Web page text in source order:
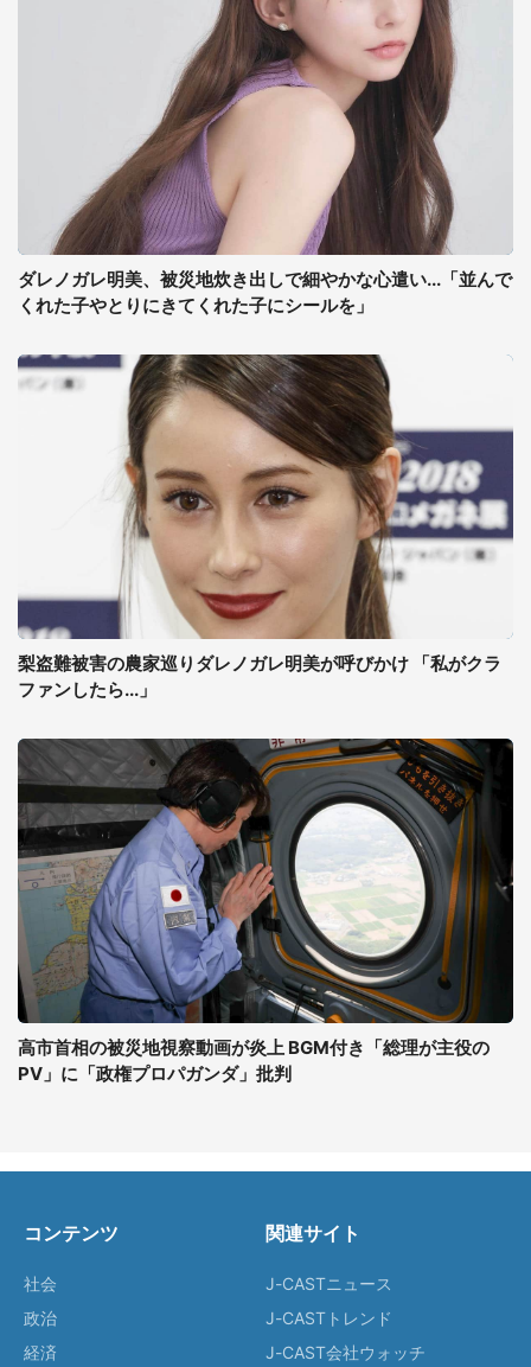
ダレノガレ明美、被災地炊き出しで細やかな心遣い...「並んで
くれた子やとりにきてくれた子にシールを」
梨盗難被害の農家巡りダレノガレ明美が呼びかけ 「私がクラ
ファンしたら...」
高市首相の被災地視察動画が炎上 BGM付き「総理が主役の
PV」に「政権プロパガンダ」批判
コンテンツ
社会
政治
経済
関連サイト
J-CASTニュース
J-CASTトレンド
J-CAST会社ウォッチ